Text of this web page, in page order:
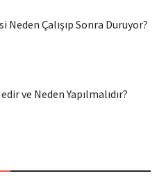
Neden Çalışıp Sonra Duruyor?
ve Neden Yapılmalıdır?